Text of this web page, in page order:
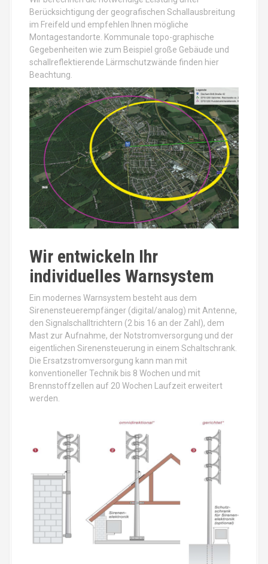
Berücksichtigung der geografischen Schallausbreitung
im Freifeld und empfehlen Ihnen mögliche
Montagestandorte. Kommunale topo-graphische
Gegebenheiten wie zum Beispiel große Gebäude und
schallreflektierende Lärmschutzwände finden hier
Beachtung.
Wir entwickeln Ihr
individuelles Warnsystem
Ein modernes Warnsystem besteht aus dem
Sirenensteuerempfänger (digital/analog) mit Antenne,
den Signalschalltrichtern (2 bis 16 an der Zahl), dem
Mast zur Aufnahme, der Notstromversorgung und der
eigentlichen Sirenensteuerung in einem Schaltschrank.
Die Ersatzstromversorgung kann man mit
konventioneller Technik bis 8 Wochen und mit
Brennstoffzellen auf 20 Wochen Laufzeit erweitert
werden.